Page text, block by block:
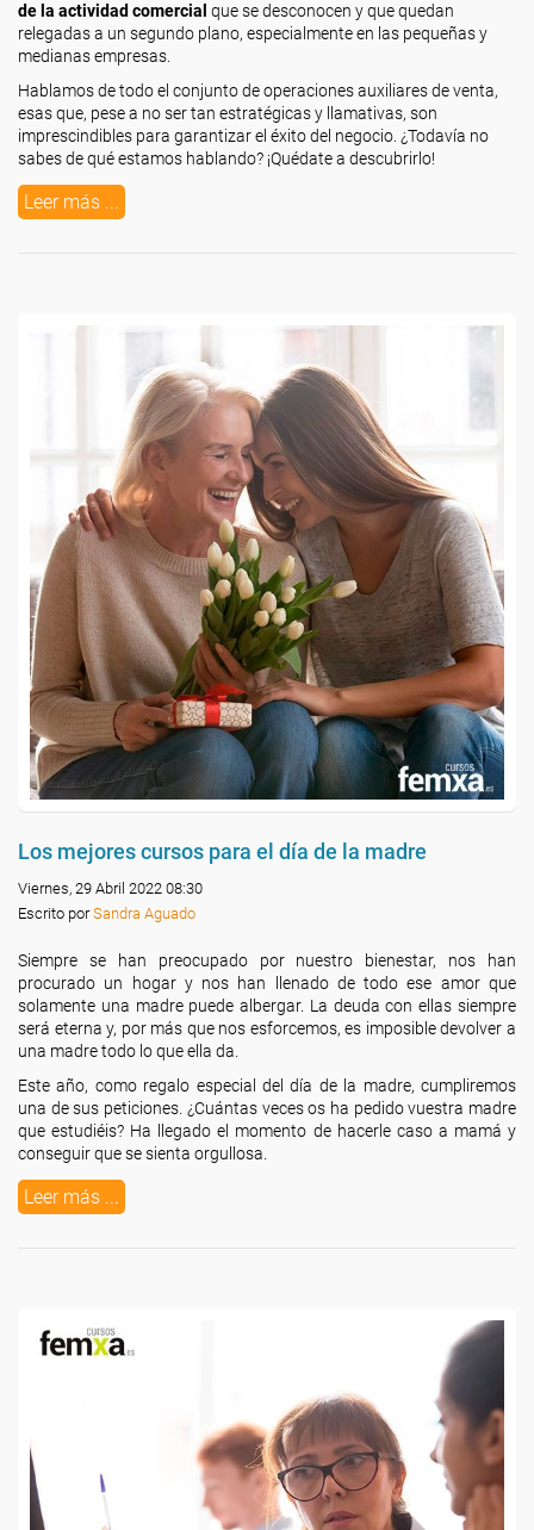
de la actividad comercial que se desconocen y que quedan
relegadas a un segundo plano, especialmente en las pequeñas y
medianas empresas.
Hablamos de todo el conjunto de operaciones auxiliares de venta,
esas que, pese a no ser tan estratégicas y llamativas, son
imprescindibles para garantizar el éxito del negocio. ¿Todavía no
sabes de qué estamos hablando? ¡Quédate a descubrirlo!
Leer más ...
Los mejores cursos para el día de la madre
Viernes, 29 Abril 2022 08:30
Escrito porSandra Aguado
Siempre se han preocupado por nuestro bienestar, nos han
procurado un hogar y nos han llenado de todo ese amor que
solamente una madre puede albergar. La deuda con ellas siempre
será eterna y, por más que nos esforcemos, es imposible devolver a
una madre todo lo que ella da.
Este año, como regalo especial del día de la madre, cumpliremos
una de sus peticiones. ¿Cuántas veces os ha pedido vuestra madre
que estudiéis? Ha llegado el momento de hacerle caso a mamá y
conseguir que se sienta orgullosa.
Leer más ...